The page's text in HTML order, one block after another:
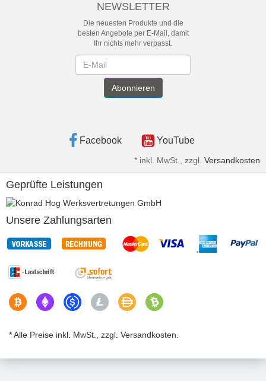
NEWSLETTER
Die neuesten Produkte und die
besten Angebote per E-Mail, damit
Ihr nichts mehr verpasst.
Abonnieren
Facebook YouTube
* inkl. MwSt., zzgl. Versandkosten
Geprüfte Leistungen
Unsere Zahlungsarten
* Alle Preise inkl. MwSt., zzgl. Versandkosten.